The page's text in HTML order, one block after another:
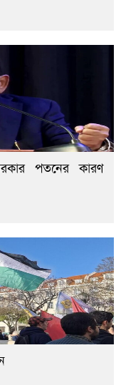
পতনের কারণ